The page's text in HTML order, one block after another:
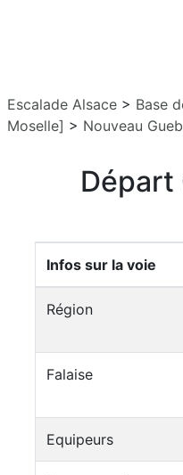
Escalade Alsace > Base
Moselle] > Nouveau
Départ
Infos sur la voie
Région
Falaise
Equipeurs